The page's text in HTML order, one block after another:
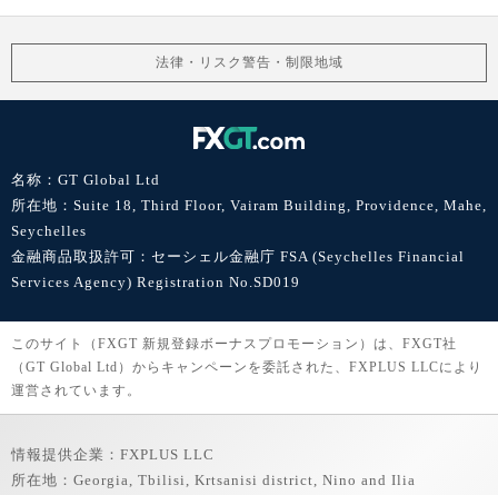
法律・リスク警告・制限地域
名称：GT Global Ltd
所在地：Suite 18, Third Floor, Vairam Building, Providence, Mahe,
Seychelles
金融商品取扱許可：セーシェル金融庁 FSA (Seychelles Financial
Services Agency) Registration No.SD019
このサイト（FXGT 新規登録ボーナスプロモーション）は、FXGT社
（GT Global Ltd）からキャンペーンを委託された、FXPLUS LLCにより
運営されています。
情報提供企業：FXPLUS LLC
所在地：Georgia, Tbilisi, Krtsanisi district, Nino and Ilia